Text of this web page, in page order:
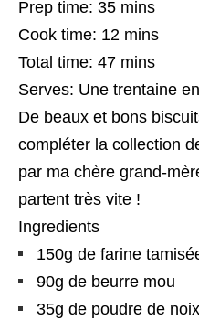
Prep time: 35 mins
Cook time: 12 mins
Total time: 47 mins
Serves: Une trentaine
De beaux et bons
compléter la collection
par ma chère grand-
partent très vite !
Ingredients
150g de farine
90g de beurre mou
35g de poudre de